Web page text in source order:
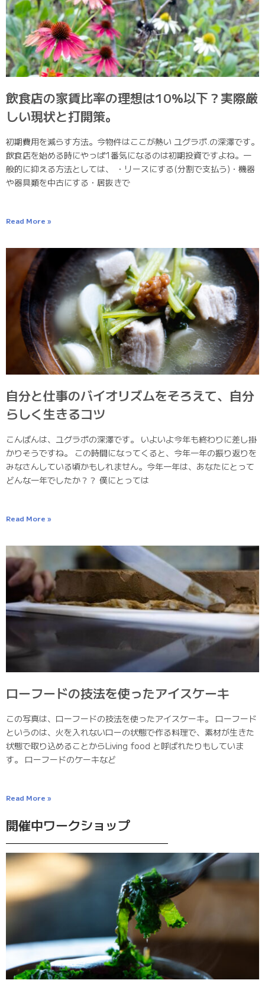
飲食店の家賃比率の理想は10%以下？実際厳
しい現状と打開策。
初期費用を減らす方法。今物件はここが熱い ユグラボ.の深澤です。
飲食店を始める時にやっぱ1番気になるのは初期投資ですよね。一
般的に抑える方法としては、 ・リースにする(分割で支払う)・機器
や器具類を中古にする・居抜きで
Read More »
自分と仕事のバイオリズムをそろえて、自分
らしく生きるコツ
こんばんは、ユグラボの深澤です。 いよいよ今年も終わりに差し掛
かりそうですね。 この時間になってくると、今年一年の振り返りを
みなさんしている頃かもしれません。今年一年は、あなたにとって
どんな一年でしたか？？ 僕にとっては
Read More »
ローフードの技法を使ったアイスケーキ
この写真は、ローフードの技法を使ったアイスケーキ。 ローフード
というのは、火を入れないローの状態で作る料理で、素材が生きた
状態で取り込めることからLiving food と呼ばれたりもしていま
す。 ローフードのケーキなど
Read More »
開催中ワークショップ